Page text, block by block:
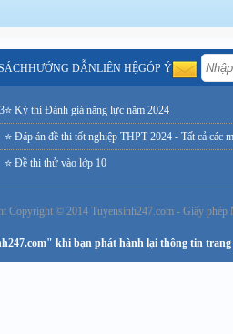
HƯỚNG DẪNLIÊN HỆGÓP Ý
⭐ Kỳ thi Đánh giá năng lực năm 2024
⭐ Đáp án đề thi tốt nghiệp THPT 2024 - Tất cả các
⭐ Đề thi thử vào lớp 10
Copyright © 2014 Tuyensinh247.com - Giấy
khi bạn phát hành lại thông tin trang